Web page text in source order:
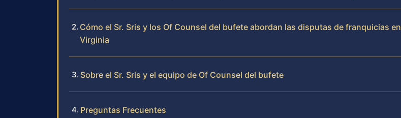
Cómo el Sr. Sris y los Of Counsel del bufete abordan las disputas de franquicias en
Virginia
Sobre el Sr. Sris y el equipo de Of Counsel del bufete
Preguntas Frecuentes